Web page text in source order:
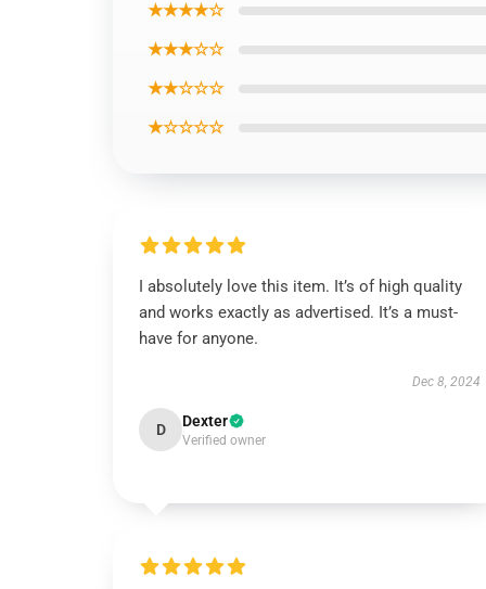
★★★★☆
★★★☆☆
★★☆☆☆
★☆☆☆☆
I absolutely love this item. It’s of high quality
and works exactly as advertised. It’s a must-
have for anyone.
Dec 8, 2024
D Dexter
Verified owner